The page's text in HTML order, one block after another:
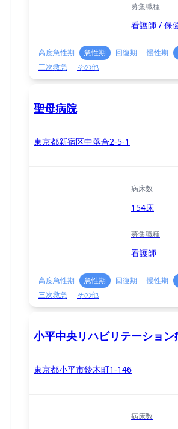
募集職種
看護師 / 保
高度急性期 急性期 回復期 慢性期
三次救急
その他
聖母病院
東京都新宿区中落合2-5-1
病床数
154床
募集職種
看護師
高度急性期 急性期 回復期 慢性期
三次救急
その他
小平中央リハビリテーション
東京都小平市鈴木町1-146
病床数